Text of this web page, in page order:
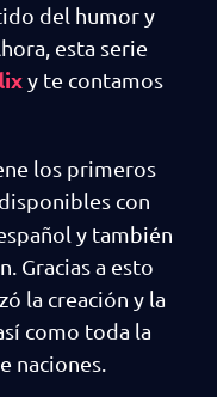
del humor y
esta serie
y te contamos
los primeros
con
y también
Gracias a esto
la creación y la
como toda la
naciones.